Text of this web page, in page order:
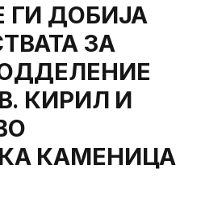
ГИ ДОБИЈА
ЗА
КИРИЛ И
КАМЕНИЦА